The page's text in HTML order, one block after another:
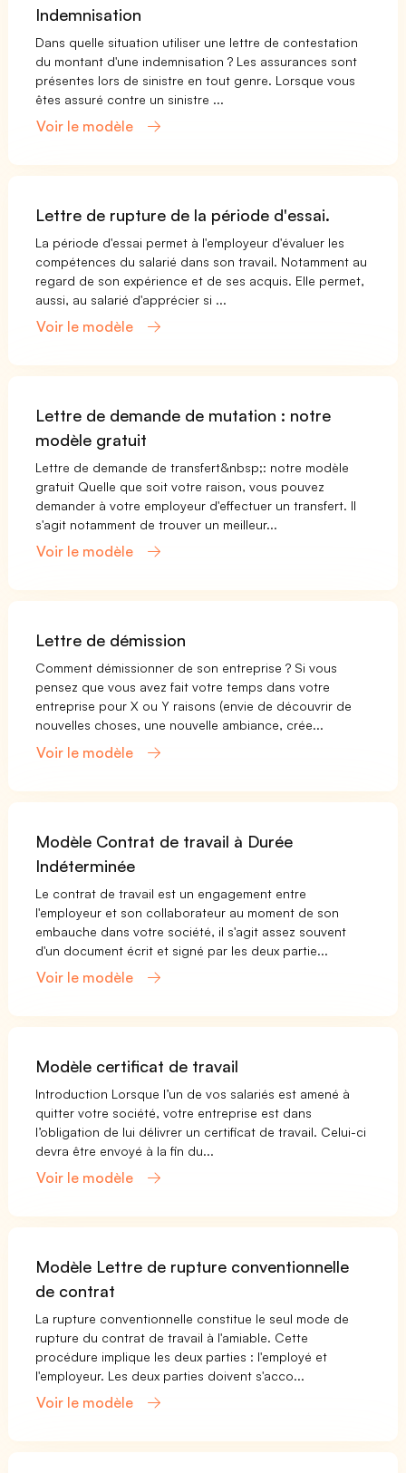
Indemnisation
Dans quelle situation utiliser une lettre de contestation
du montant d'une indemnisation ? Les assurances sont
présentes lors de sinistre en tout genre. Lorsque vous
êtes assuré contre un sinistre ...
Voir le modèle
Lettre de rupture de la période d'essai.
La période d'essai permet à l'employeur d'évaluer les
compétences du salarié dans son travail. Notamment au
regard de son expérience et de ses acquis. Elle permet,
aussi, au salarié d'apprécier si ...
Voir le modèle
Lettre de demande de mutation : notre
modèle gratuit
Lettre de demande de transfert&nbsp;: notre modèle
gratuit Quelle que soit votre raison, vous pouvez
demander à votre employeur d'effectuer un transfert. Il
s'agit notamment de trouver un meilleur...
Voir le modèle
Lettre de démission
Comment démissionner de son entreprise ? Si vous
pensez que vous avez fait votre temps dans votre
entreprise pour X ou Y raisons (envie de découvrir de
nouvelles choses, une nouvelle ambiance, crée...
Voir le modèle
Modèle Contrat de travail à Durée
Indéterminée
Le contrat de travail est un engagement entre
l'employeur et son collaborateur au moment de son
embauche dans votre société, il s'agit assez souvent
d'un document écrit et signé par les deux partie...
Voir le modèle
Modèle certificat de travail
Introduction Lorsque l’un de vos salariés est amené à
quitter votre société, votre entreprise est dans
l’obligation de lui délivrer un certificat de travail. Celui-ci
devra être envoyé à la fin du...
Voir le modèle
Modèle Lettre de rupture conventionnelle
de contrat
La rupture conventionnelle constitue le seul mode de
rupture du contrat de travail à l'amiable. Cette
procédure implique les deux parties : l'employé et
l'employeur. Les deux parties doivent s'acco...
Voir le modèle